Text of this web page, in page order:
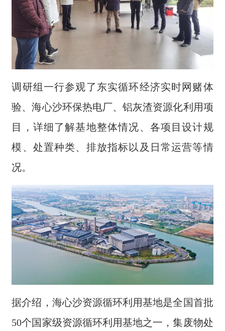
调研组一行参观了东实循环经济实时网赌体
验、海心沙环保热电厂、铝灰渣资源化利用项
目，详细了解基地整体情况、各项目设计规
模、处置种类、排放指标以及日常运营等情
况。
据介绍，海心沙资源循环利用基地是全国首批
50个国家级资源循环利用基地之一，集废物处